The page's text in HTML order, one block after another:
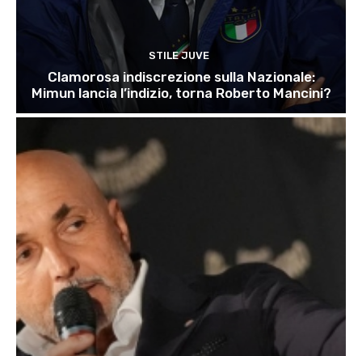
STILE JUVE
Clamorosa indiscrezione sulla Nazionale:
Mimun lancia l’indizio, torna Roberto Mancini?